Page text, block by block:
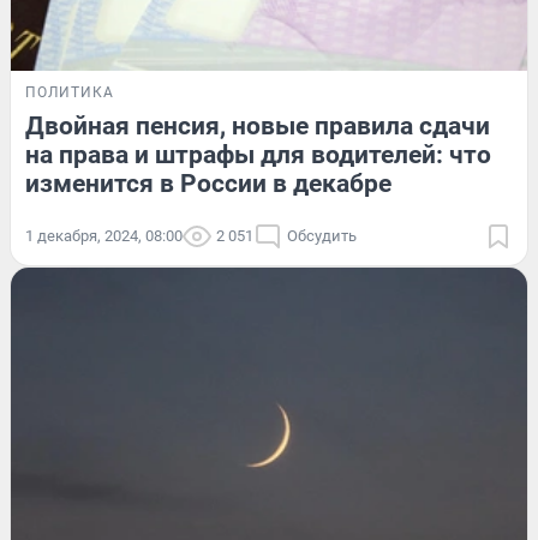
ПОЛИТИКА
Двойная пенсия, новые правила сдачи
на права и штрафы для водителей: что
изменится в России в декабре
1 декабря, 2024, 08:00 2 051 Обсудить